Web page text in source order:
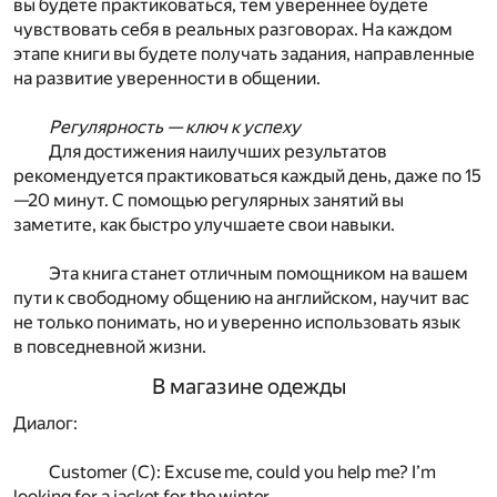
вы будете практиковаться, тем увереннее будете
чувствовать себя в реальных разговорах. На каждом
этапе книги вы будете получать задания, направленные
на развитие уверенности в общении.
Регулярность — ключ к успеху
Для достижения наилучших результатов
рекомендуется практиковаться каждый день, даже по 15
—20 минут. С помощью регулярных занятий вы
заметите, как быстро улучшаете свои навыки.
Эта книга станет отличным помощником на вашем
пути к свободному общению на английском, научит вас
не только понимать, но и уверенно использовать язык
в повседневной жизни.
В магазине одежды
Диалог:
Customer (C): Excuse me, could you help me? I’m